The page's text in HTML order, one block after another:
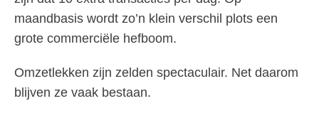
maandbasis wordt zo’n klein verschil plots een
grote commerciële hefboom.
Omzetlekken zijn zelden spectaculair. Net daarom
blijven ze vaak bestaan.